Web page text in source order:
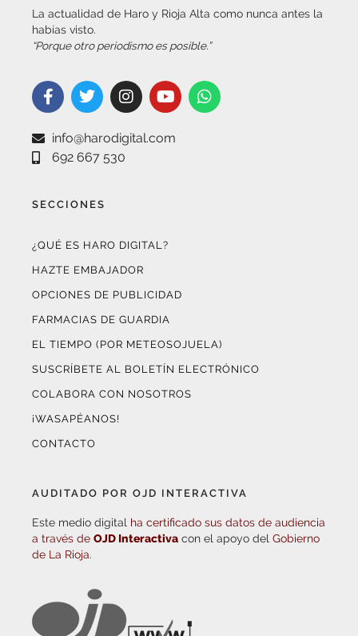
La actualidad de Haro y Rioja Alta como nunca antes la
habías visto.
“Porque otro periodismo es posible.”
info@harodigital.com
692 667 530
SECCIONES
¿QUÉ ES HARO DIGITAL?
HAZTE EMBAJADOR
OPCIONES DE PUBLICIDAD
FARMACIAS DE GUARDIA
EL TIEMPO (POR METEOSOJUELA)
SUSCRÍBETE AL BOLETÍN ELECTRÓNICO
COLABORA CON NOSOTROS
¡WASAPÉANOS!
CONTACTO
AUDITADO POR OJD INTERACTIVA
Este medio digital ha certificado sus datos de audiencia
a través de OJD Interactiva con el apoyo del Gobierno
de La Rioja.